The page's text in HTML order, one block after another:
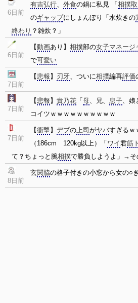
6日前
有吉弘行、 外食の鍋に私見 「 相撲取
のギャップにしょんぼり「水炊きの
終わり ？雑炊？」
6日前
【動画あり】 相撲部の女子マネージ
で可愛い
7日前
【悲報 】 刃牙、ついに相撲編再評価
7日前
【悲報 】 貴乃花 「 母、兄、 息子、娘
コイツｗｗｗｗｗｗｗｗｗｗ
7日前
【衝撃】 デブの上司 がヤバすぎるｗ
（186cm 120kg以上）「 ワイ君筋
て？ちょっと腕相撲で勝負しようよ」→そ
8日前
玄関脇の格子付きの小窓から女の○